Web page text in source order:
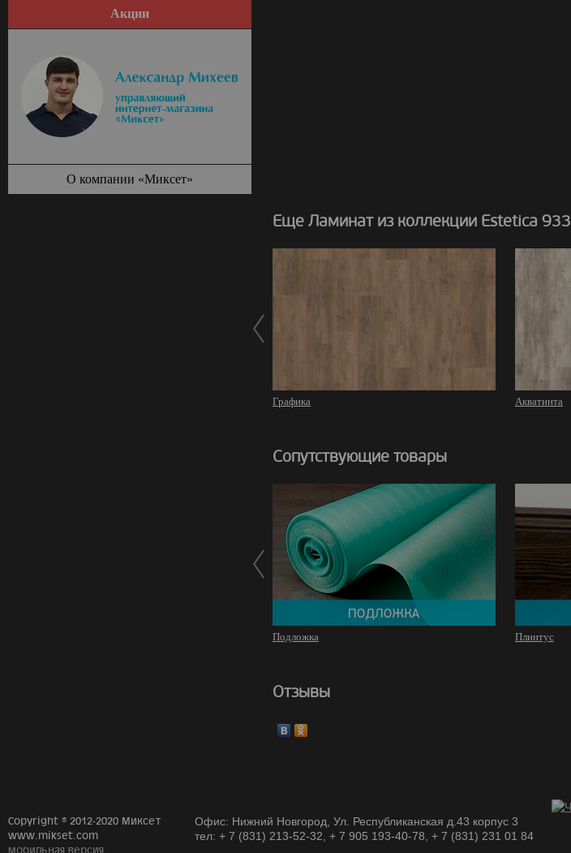
Еще Ламинат из коллекции Estetica 933
Графика Акватинта
Сопутствующие товары
Подложка Плинтус
Отзывы
Акции
О компании «Миксет»
Copyright © 2012-2020 Миксет
www.mikset.com
мобильная версия
Офис: Нижний Новгород, Ул. Республиканская д.43 корпус 3
тел: + 7 (831) 213-52-32, + 7 905 193-40-78, + 7 (831) 231 01 84